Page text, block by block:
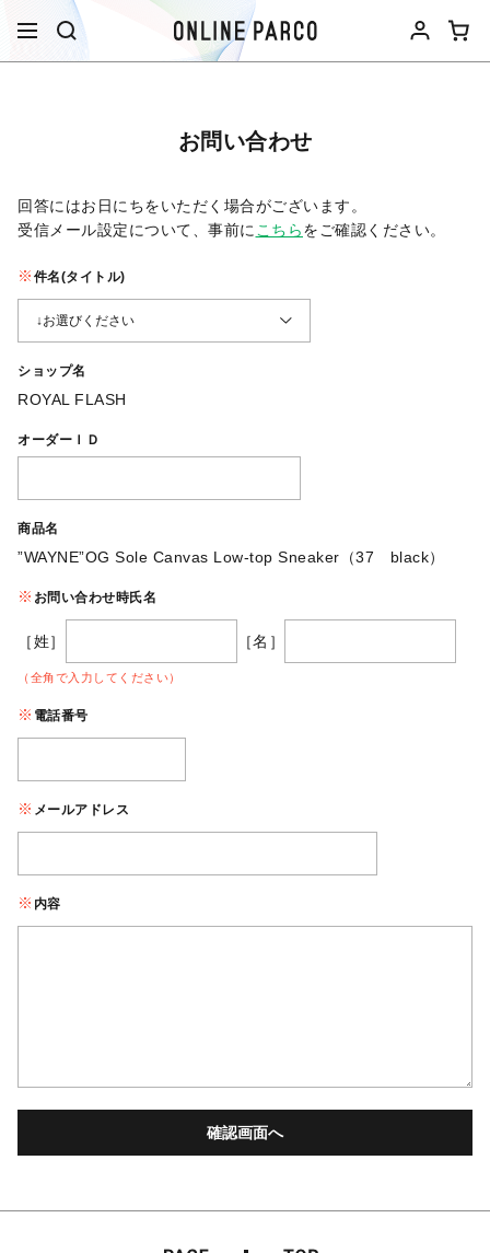
お問い合わせ
回答にはお日にちをいただく場合がございます。
受信メール設定について、事前に こちらをご確認ください。​
件名(タイトル)
ショップ名
ROYAL FLASH
オーダーＩＤ
商品名
”WAYNE”OG Sole Canvas Low-top Sneaker（37 black）
お問い合わせ時氏名
［姓］ ［名］
（全角で入力してください）
電話番号
メールアドレス
内容